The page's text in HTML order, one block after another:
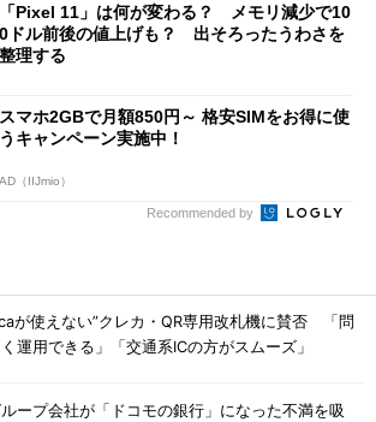
「Pixel 11」は何が変わる？ メモリ減少で10
0ドル前後の値上げも？ 出そろったうわさを
整理する
スマホ2GBで月額850円～ 格安SIMをお得に使
うキャンペーン実施中！
AD（IIJmio）
Recommended by
が使えない”クレカ・QR専用改札機に賛否 「問
運用できる」「交通系ICの方がスムーズ」
ープ会社が「ドコモの銀行」になった不満を吸